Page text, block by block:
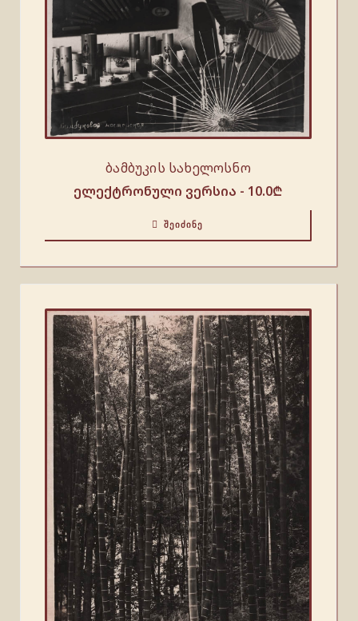
ბამბუკის სახელოსნო
ელექტრონული ვერსია - 10.0₾
ᲨᲔᲘᲫᲘᲜᲔ